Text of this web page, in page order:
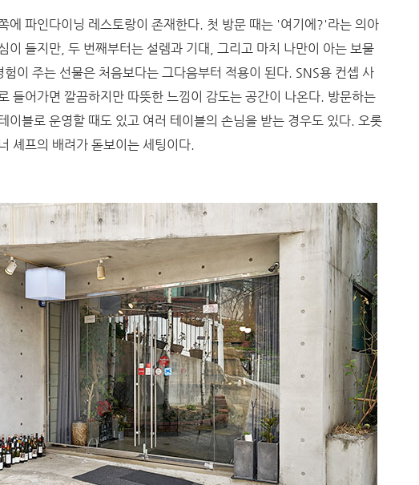
에 파인다이닝 레스토랑이 존재한다. 첫 방문 때는 '여기에?'라는 의아
들지만, 두 번째부터는 설렘과 기대, 그리고 마치 나만이 아는 보물
이 주는 선물은 처음보다는 그다음부터 적용이 된다. SNS용 컨셉 사
들어가면 깔끔하지만 따뜻한 느낌이 감도는 공간이 나온다. 방문하는
이블로 운영할 때도 있고 여러 테이블의 손님을 받는 경우도 있다. 오롯
셰프의 배려가 돋보이는 세팅이다.